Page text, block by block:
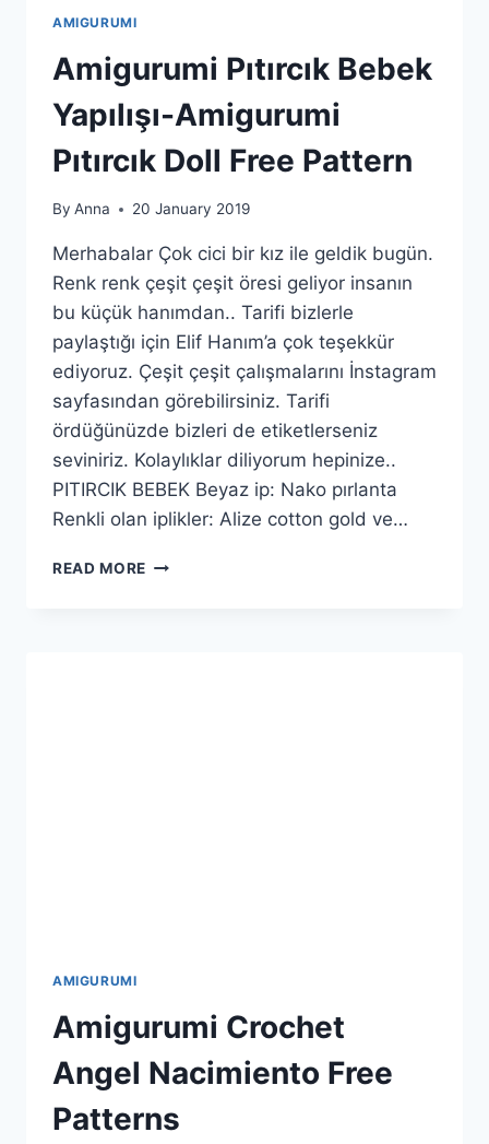
AMIGURUMI
Amigurumi Pıtırcık Bebek
Yapılışı-Amigurumi
Pıtırcık Doll Free Pattern
By Anna 20 January 2019
Merhabalar Çok cici bir kız ile geldik bugün.
Renk renk çeşit çeşit öresi geliyor insanın
bu küçük hanımdan.. Tarifi bizlerle
paylaştığı için Elif Hanım’a çok teşekkür
ediyoruz. Çeşit çeşit çalışmalarını İnstagram
sayfasından görebilirsiniz. Tarifi
ördüğünüzde bizleri de etiketlerseniz
seviniriz. Kolaylıklar diliyorum hepinize..
PITIRCIK BEBEK Beyaz ip: Nako pırlanta
Renkli olan iplikler: Alize cotton gold ve…
READ MORE AMIGURUMI
AMIGURUMI
Amigurumi Crochet
Angel Nacimiento Free
Patterns